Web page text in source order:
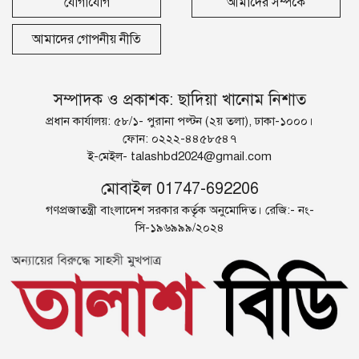
আমাদের গোপনীয় নীতি
সম্পাদক ও প্রকাশক: ছাদিয়া খানোম নিশাত
প্রধান কার্যালয়: ৫৮/১- পুরানা পল্টন (২য় তলা), ঢাকা-১০০০।
ফোন: ০২২২-৪৪৫৮৫৪৭
ই-মেইল- talashbd2024@gmail.com
মোবাইল 01747-692206
গণপ্রজাতন্ত্রী বাংলাদেশ সরকার কর্তৃক অনুমোদিত। রেজি:- নং-
সি-১৯৬৯৯৯/২০২৪